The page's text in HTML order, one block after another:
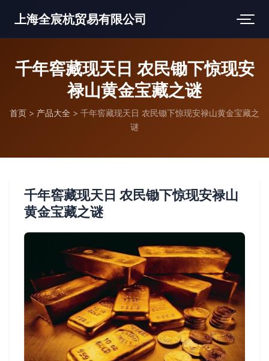
上海全宸杭贸易有限公司
千年窖藏现天日 农民锄下惊现安
禄山黄金宝藏之谜
首页 > 产品大全 > 千年窖藏现天日 农民锄下惊现安禄山黄金宝藏之
谜
千年窖藏现天日 农民锄下惊现安禄山
黄金宝藏之谜